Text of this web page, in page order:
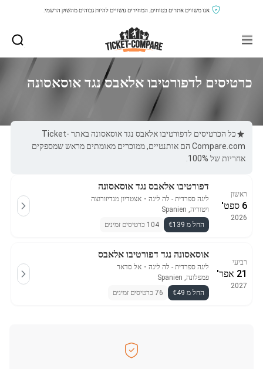
אנו משווים אתרים בטוחים, המחירים עשויים להיות גבוהים מהשוק הרשמי.
כרטיסים לדפורטיבו אלאבס נגד אוסאסונה
כל הכרטיסים לדפורטיבו אלאבס נגד אוסאסונה באתר Ticket-
Compare.com הם אותנטיים, ממוכרים מאומתים מראש שמספקים
אחריות של 100%.
ראשון
6 ספט'
2026
דפורטיבו אלאבס נגד אוסאסונה
ליגה ספרדית - לה ליגה ・ אצטדיון מנדיזורוצה
ויטוריה, Spanien
החל מ €139
104 כרטיסים זמינים
רביעי
21 אפר'
2027
אוסאסונה נגד דפורטיבו אלאבס
ליגה ספרדית - לה ליגה ・ אל סדאר
פמפלונה, Spanien
החל מ €49
76 כרטיסים זמינים